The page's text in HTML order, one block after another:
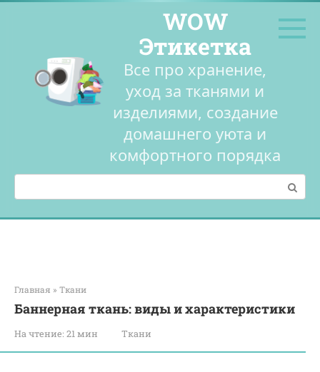
Перейти
WOW
Этикетка
Все про хранение,
уход за тканями и
изделиями, создание
домашнего уюта и
комфортного порядка
Поиск:
Главная » Ткани
Баннерная ткань: виды и характеристики
На чтение: 21 мин Ткани